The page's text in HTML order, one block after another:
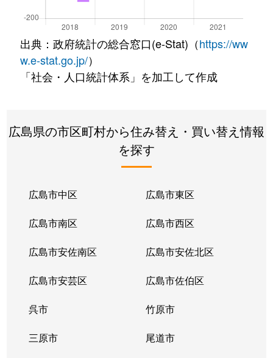
出典：政府統計の総合窓口(e-Stat)（https://ww
w.e-stat.go.jp/）
「社会・人口統計体系」を加工して作成
広島県の市区町村から住み替え・買い替え情報
を探す
広島市中区 広島市東区
広島市南区 広島市西区
広島市安佐南区 広島市安佐北区
広島市安芸区 広島市佐伯区
呉市 竹原市
三原市 尾道市